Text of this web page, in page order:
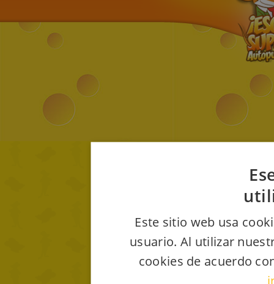
Este sitio web usa
usuario. Al utilizar
cookies de acuerdo